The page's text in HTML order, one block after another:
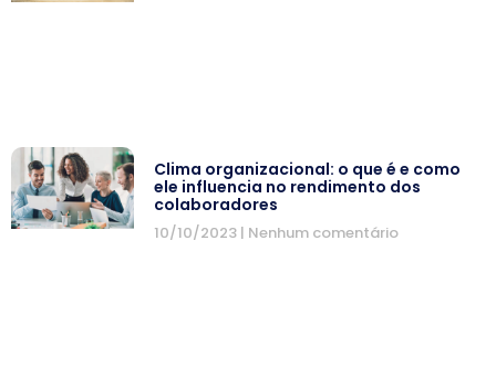
Clima organizacional: o que é e como
ele influencia no rendimento dos
colaboradores
10/10/2023 Nenhum comentário